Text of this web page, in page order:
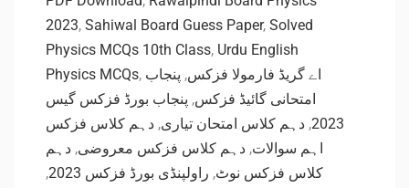
2023, Sahiwal Board Guess Paper, Solved
Physics MCQs 10th Class, Urdu English
Physics MCQs, اے گریڈ فارمولا فزکس, پنجاب
امتحانی گائیڈ فزکس, پنجاب بورڈ فزکس گیس
2023
, دہم کلاس امتحان تیاری, دہم کلاس فزکس
اہم سوالات, دہم کلاس فزکس معروضی, دہم
کلاس فزکس نوٹ, راولپنڈی بورڈ فزکس 2023
,